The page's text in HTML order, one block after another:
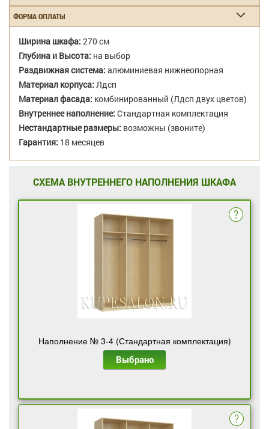
ФОРМА ОПЛАТЫ
Ширина шкафа: 270 см
Глубина и Высота: на выбор
Раздвижная система: алюминиевая нижнеопорная
Материал корпуса: Лдсп
Материал фасада: комбинированный (Лдсп двух цветов)
Внутреннее наполнение: Стандартная комплектация
Нестандартные размеры: возможны (звоните)
Гарантия: 18 месяцев
СХЕМА ВНУТРЕННЕГО НАПОЛНЕНИЯ ШКАФА
Наполнение № 3-4 (Стандартная комплектация)
Выбрано